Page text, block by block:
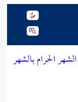
الشهر الحرام بالشهر